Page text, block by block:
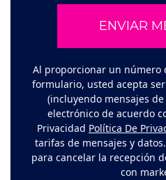
Al proporcionar un número
formulario, usted acepta
(incluyendo mensajes
electrónico de acuerdo
Privacidad Política De
tarifas de mensajes y
para cancelar la recepción
con